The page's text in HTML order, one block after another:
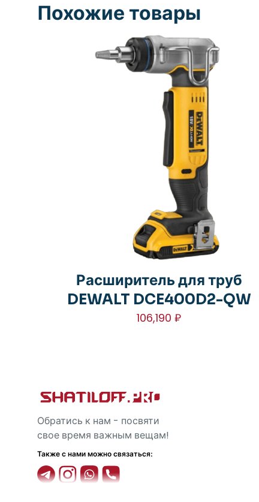
Похожие товары
Расширитель для труб
DEWALT DCE400D2-QW
106,190₽
Обратись к нам - посвяти
свое время важным вещам!
Также с нами можно связаться: